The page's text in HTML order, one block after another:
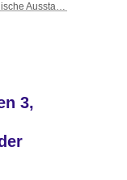
Notfallmedizinische Ausstattung & Equipment
3,